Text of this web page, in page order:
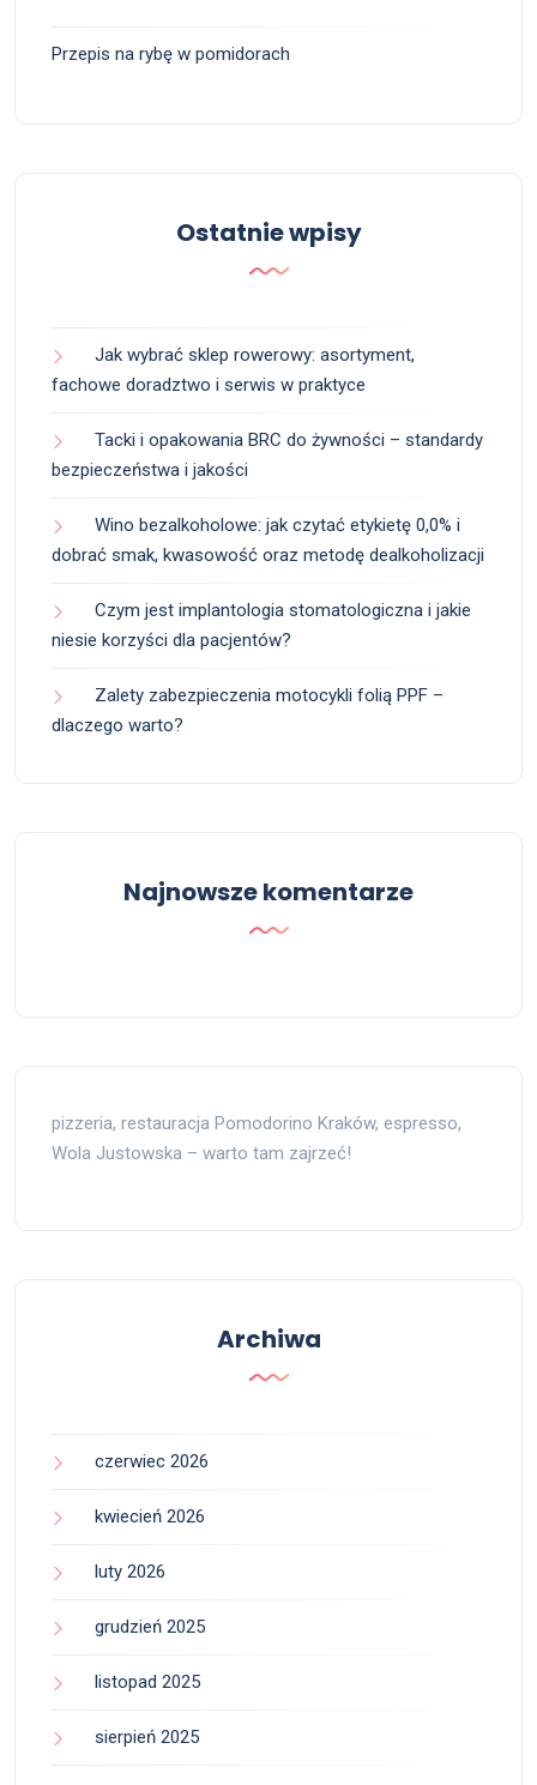
Przepis na rybę w pomidorach
Ostatnie wpisy
Jak wybrać sklep rowerowy: asortyment,
fachowe doradztwo i serwis w praktyce
Tacki i opakowania BRC do żywności – standardy
bezpieczeństwa i jakości
Wino bezalkoholowe: jak czytać etykietę 0,0% i
dobrać smak, kwasowość oraz metodę dealkoholizacji
Czym jest implantologia stomatologiczna i jakie
niesie korzyści dla pacjentów?
Zalety zabezpieczenia motocykli folią PPF –
dlaczego warto?
Najnowsze komentarze
pizzeria, restauracja Pomodorino Kraków, espresso,
Wola Justowska – warto tam zajrzeć!
Archiwa
czerwiec 2026
kwiecień 2026
luty 2026
grudzień 2025
listopad 2025
sierpień 2025